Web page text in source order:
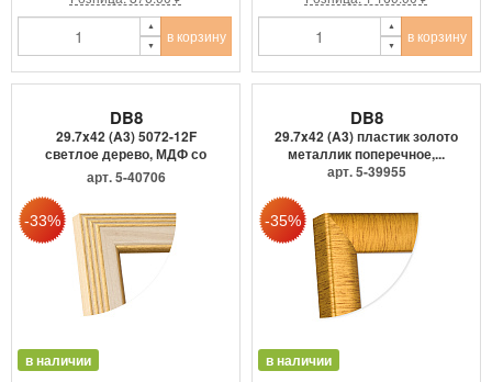
в корзину в корзину
DB8
29.7x42 (A3) 5072-12F
светлое дерево, МДФ со
сте...
арт. 5-40706
в наличии
DB8
29.7x42 (A3) пластик золото
металлик поперечное,...
арт. 5-39955
в наличии